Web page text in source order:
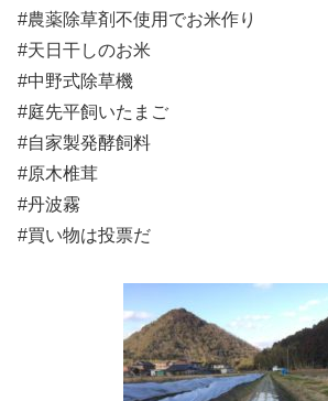
#農薬除草剤不使用でお米作り
#天日干しのお米
#中野式除草機
#庭先平飼いたまご
#自家製発酵飼料
#原木椎茸
#丹波霧
#買い物は投票だ